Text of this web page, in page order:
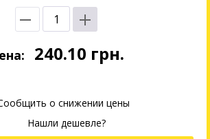
240.10 грн.
о снижении цены
Нашли дешевле?